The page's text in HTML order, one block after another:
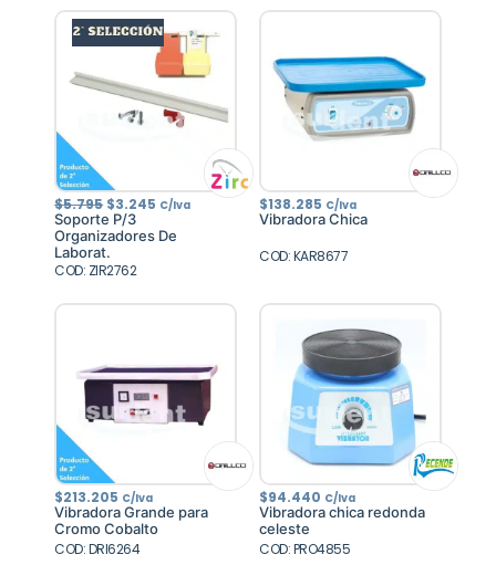
$5.795 El
precio
original
era:
$5.795.
$3.245 El
precio
actual
es:
C/Iva
Soporte P/3
Organizadores De
Laborat.
COD: ZIR2762
$138.285 C/Iva
Vibradora Chica
COD: KAR8677
$213.205 C/Iva
Vibradora Grande para
Cromo Cobalto
COD: DRI6264
$94.440 C/Iva
Vibradora chica redonda
celeste
COD: PRO4855